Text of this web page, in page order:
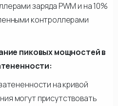
заряда PWM и на 10%
контроллерами
пиковых мощностей в
на кривой
могут присутствовать